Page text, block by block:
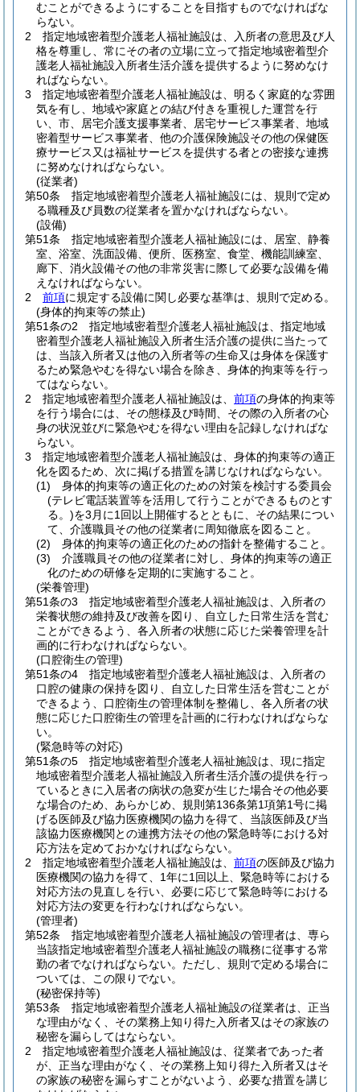
むことができるようにすることを目指すものでなければな
らない。
2
指定地域密着型介護老人福祉施設は、入所者の意思及び人
格を尊重し、常にその者の立場に立って指定地域密着型介
護老人福祉施設入所者生活介護を提供するように努めなけ
ればならない。
3
指定地域密着型介護老人福祉施設は、明るく家庭的な雰囲
気を有し、地域や家庭との結び付きを重視した運営を行
い、市、居宅介護支援事業者、居宅サービス事業者、地域
密着型サービス事業者、他の介護保険施設その他の保健医
療サービス又は福祉サービスを提供する者との密接な連携
に努めなければならない。
(従業者)
第50条
指定地域密着型介護老人福祉施設には、規則で定め
る職種及び員数の従業者を置かなければならない。
(設備)
第51条
指定地域密着型介護老人福祉施設には、居室、静養
室、浴室、洗面設備、便所、医務室、食堂、機能訓練室、
廊下、消火設備その他の非常災害に際して必要な設備を備
えなければならない。
2
前項に規定する設備に関し必要な基準は、規則で定める。
(身体的拘束等の禁止)
第51条の2
指定地域密着型介護老人福祉施設は、指定地域
密着型介護老人福祉施設入所者生活介護の提供に当たって
は、当該入所者又は他の入所者等の生命又は身体を保護す
るため緊急やむを得ない場合を除き、身体的拘束等を行っ
てはならない。
2
指定地域密着型介護老人福祉施設は、 前項の身体的拘束等
を行う場合には、その態様及び時間、その際の入所者の心
身の状況並びに緊急やむを得ない理由を記録しなければな
らない。
3
指定地域密着型介護老人福祉施設は、身体的拘束等の適正
化を図るため、次に掲げる措置を講じなければならない。
(1)
身体的拘束等の適正化のための対策を検討する委員会
(テレビ電話装置等を活用して行うことができるものとす
る。)を3月に1回以上開催するとともに、その結果につい
て、介護職員その他の従業者に周知徹底を図ること。
(2)
身体的拘束等の適正化のための指針を整備すること。
(3)
介護職員その他の従業者に対し、身体的拘束等の適正
化のための研修を定期的に実施すること。
(栄養管理)
第51条の3
指定地域密着型介護老人福祉施設は、入所者の
栄養状態の維持及び改善を図り、自立した日常生活を営む
ことができるよう、各入所者の状態に応じた栄養管理を計
画的に行わなければならない。
(口腔衛生の管理)
第51条の4
指定地域密着型介護老人福祉施設は、入所者の
口腔の健康の保持を図り、自立した日常生活を営むことが
できるよう、口腔衛生の管理体制を整備し、各入所者の状
態に応じた口腔衛生の管理を計画的に行わなければならな
い。
(緊急時等の対応)
第51条の5
指定地域密着型介護老人福祉施設は、現に指定
地域密着型介護老人福祉施設入所者生活介護の提供を行っ
ているときに入居者の病状の急変が生じた場合その他必要
な場合のため、あらかじめ、規則第136条第1項第1号に掲
げる医師及び協力医療機関の協力を得て、当該医師及び当
該協力医療機関との連携方法その他の緊急時等における対
応方法を定めておかなければならない。
2
指定地域密着型介護老人福祉施設は、 前項の医師及び協力
医療機関の協力を得て、1年に1回以上、緊急時等における
対応方法の見直しを行い、必要に応じて緊急時等における
対応方法の変更を行わなければならない。
(管理者)
第52条
指定地域密着型介護老人福祉施設の管理者は、専ら
当該指定地域密着型介護老人福祉施設の職務に従事する常
勤の者でなければならない。 ただし、規則で定める場合に
ついては、この限りでない。
(秘密保持等)
第53条
指定地域密着型介護老人福祉施設の従業者は、正当
な理由がなく、その業務上知り得た入所者又はその家族の
秘密を漏らしてはならない。
2
指定地域密着型介護老人福祉施設は、従業者であった者
が、正当な理由がなく、その業務上知り得た入所者又はそ
の家族の秘密を漏らすことがないよう、必要な措置を講じ